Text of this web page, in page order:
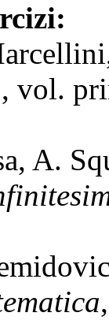
, vol.
A.